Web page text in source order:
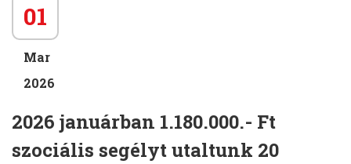
01
Mar
2026
2026 januárban 1.180.000.- Ft
szociális segélyt utaltunk 20